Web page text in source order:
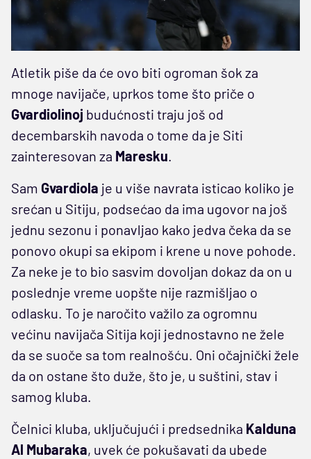
Atletik piše da će ovo biti ogroman šok za
mnoge navijače, uprkos tome što priče o
Gvardiolinoj budućnosti traju još od
decembarskih navoda o tome da je Siti
zainteresovan za Maresku.
Sam Gvardiola je u više navrata isticao koliko je
srećan u Sitiju, podsećao da ima ugovor na još
jednu sezonu i ponavljao kako jedva čeka da se
ponovo okupi sa ekipom i krene u nove pohode.
Za neke je to bio sasvim dovoljan dokaz da on u
poslednje vreme uopšte nije razmišljao o
odlasku. To je naročito važilo za ogromnu
većinu navijača Sitija koji jednostavno ne žele
da se suoče sa tom realnošću. Oni očajnički žele
da on ostane što duže, što je, u suštini, stav i
samog kluba.
Čelnici kluba, uključujući i predsednika Kalduna
Al Mubaraka, uvek će pokušavati da ubede